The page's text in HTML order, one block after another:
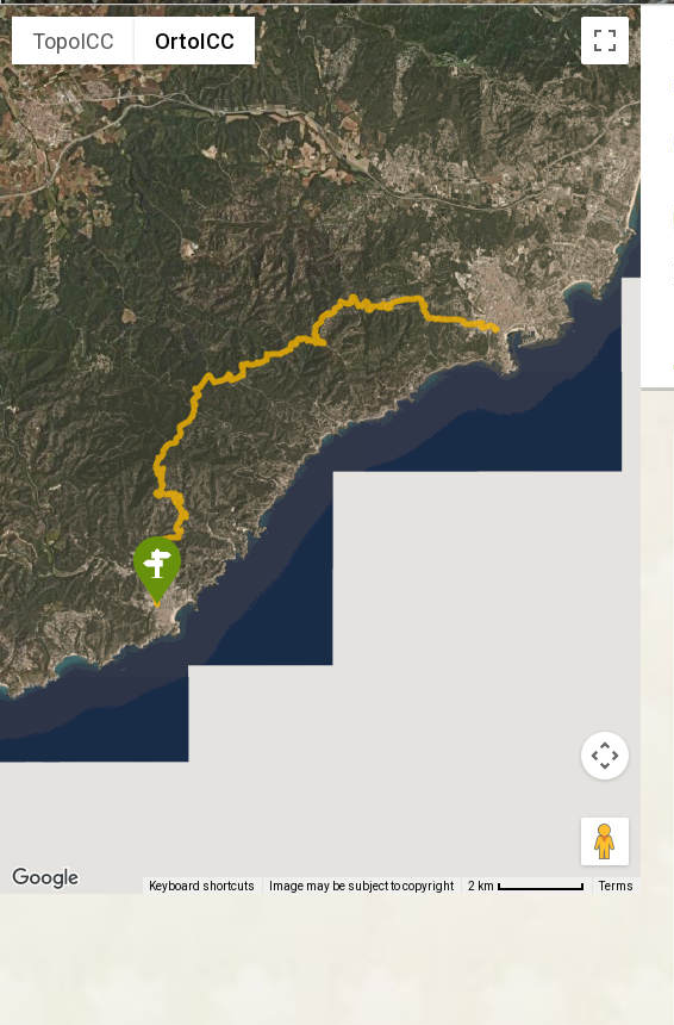
TopoICC OrtoICC
Keyboard shortcuts Image may be subject to copyright 2 km Terms